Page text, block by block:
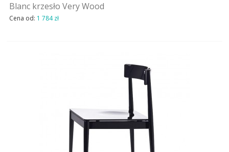
Blanc krzesło Very Wood
Cena od: 1 784 zł